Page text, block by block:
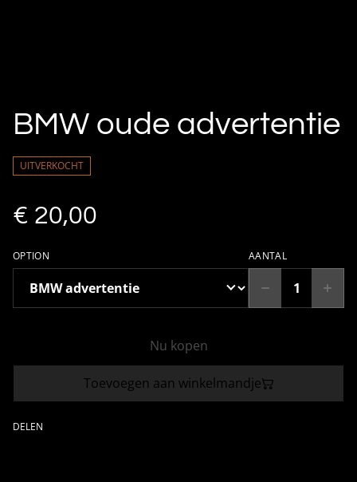
BMW oude advertentie
UITVERKOCHT
€ 20,00
OPTION AANTAL
Nu kopen
Toevoegen aan winkelmandje
DELEN